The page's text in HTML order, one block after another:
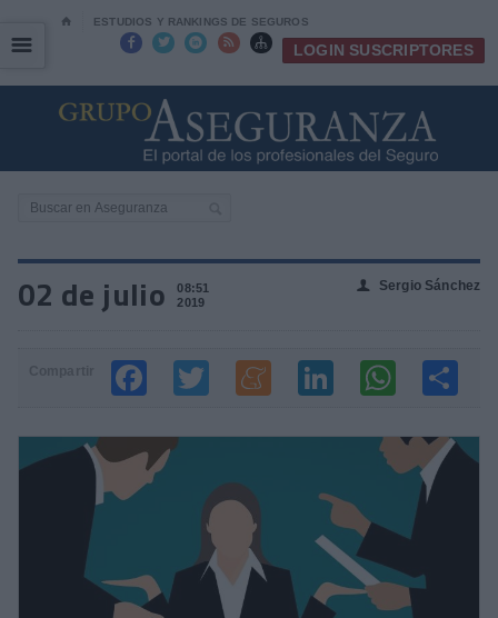
⌂ ESTUDIOS Y RANKINGS DE SEGUROS
     LOGIN SUSCRIPTORES
☰
☰
02 de julio
08:51
2019
👤 Sergio Sánchez